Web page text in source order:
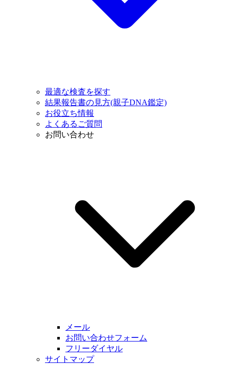
最適な検査を探す
結果報告書の見方(親子DNA鑑定)
お役立ち情報
よくあるご質問
お問い合わせ
メール
お問い合わせフォーム
フリーダイヤル
サイトマップ